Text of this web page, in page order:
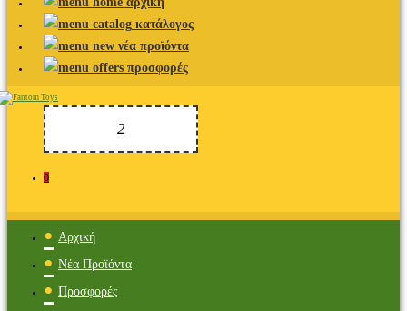
κατάλογος
νέα προϊόντα
προσφορές
0
Αρχική
Νέα Προϊόντα
Προσφορές